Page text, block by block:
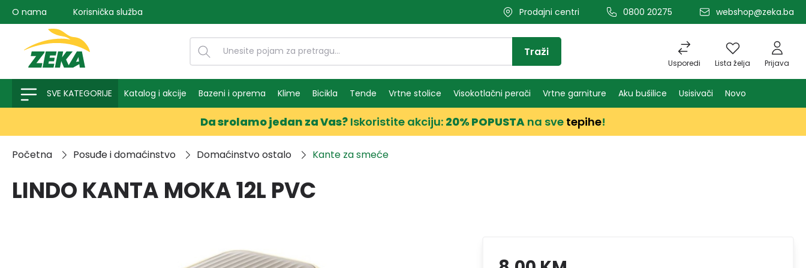
pretragu Preskoči na glavnu navigaciju
O nama Korisnička služba Prodajni centri 0800 20275 webshop@zeka.ba
Usporedi Lista želja Prijava
Traži
SVE KATEGORIJE Katalog i akcije Bazeni i oprema Klime Bicikla Tende Vrtne stolice Visokotlačni perači Vrtne garniture Aku bušilice Usisivači Novo
Da srolamo jedan za Vas? Iskoristite akciju: 20% POPUSTA na sve tepihe!
Početna Posuđe i domaćinstvo Domaćinstvo ostalo Kante za smeće
LINDO KANTA MOKA 12L PVC